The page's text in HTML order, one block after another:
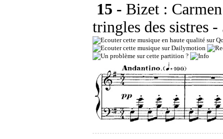
15 - Bizet :
tringles des sistres -